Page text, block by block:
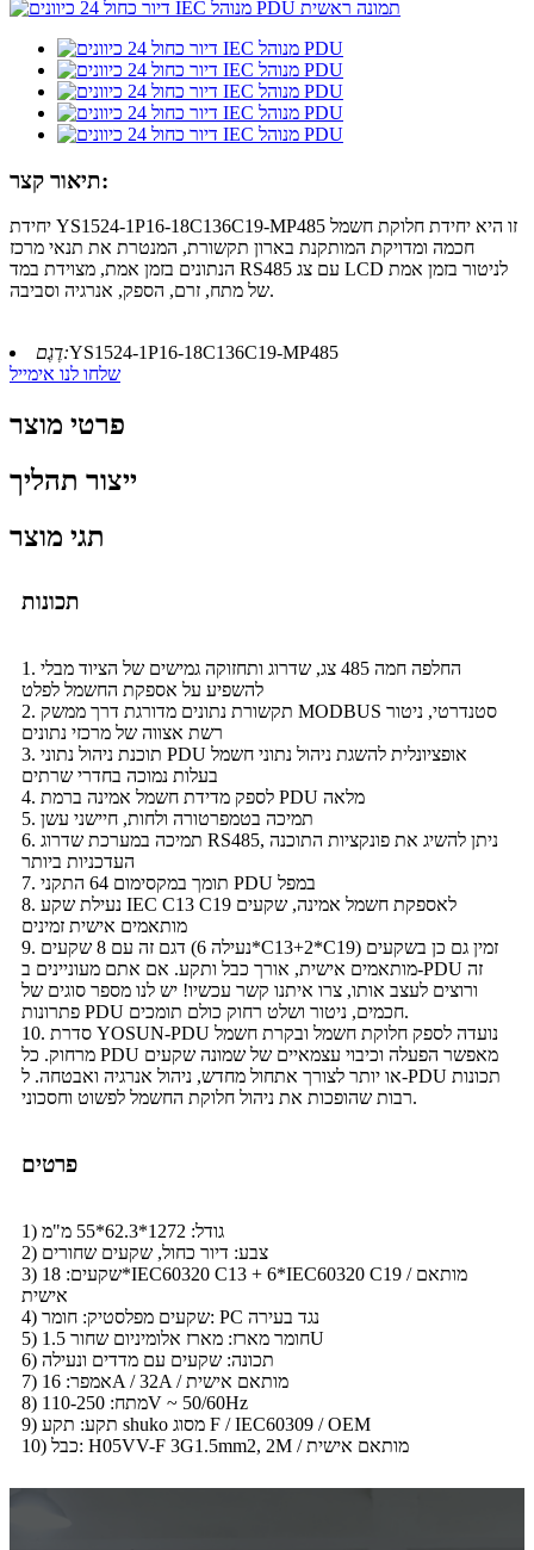
תיאור קצר:
יחידת YS1524-1P16-18C136C19-MP485 זו היא יחידת חלוקת חשמל
חכמה ומדויקת המותקנת בארון תקשורת, המנטרת את תנאי מרכז
הנתונים בזמן אמת, מצוידת במד RS485 עם צג LCD לניטור בזמן אמת
של מתח, זרם, הספק, אנרגיה וסביבה.
דֶגֶם:YS1524-1P16-18C136C19-MP485
שלחו לנו אימייל
פרטי מוצר
ייצור תהליך
תגי מוצר
תכונות
1. החלפה חמה 485 צג, שדרוג ותחזוקה גמישים של הציוד מבלי
להשפיע על אספקת החשמל לפלט
2. תקשורת נתונים מדורגת דרך ממשק MODBUS סטנדרטי, ניטור
רשת אצווה של מרכזי נתונים
3. תוכנת ניהול נתוני PDU אופציונלית להשגת ניהול נתוני חשמל
בעלות נמוכה בחדרי שרתים
4. לספק מדידת חשמל אמינה ברמת PDU מלאה
5. תמיכה בטמפרטורה ולחות, חיישני עשן
6. תמיכה במערכת שדרוג RS485, ניתן להשיג את פונקציות התוכנה
העדכניות ביותר
7. תומך במקסימום 64 התקני PDU במפל
8. נעילת שקע IEC C13 C19 לאספקת חשמל אמינה, שקעים
מותאמים אישית זמינים
9. דגם זה עם 8 שקעים (נעילה 6*C13+2*C19) זמין גם כן בשקעים
מותאמים אישית, אורך כבל ותקע. אם אתם מעוניינים ב-PDU זה
ורוצים לעצב אותו, צרו איתנו קשר עכשיו! יש לנו מספר סוגים של
פתרונות PDU חכמים, ניטור ושלט רחוק כולם תומכים.
10. סדרת YOSUN-PDU נועדה לספק חלוקת חשמל ובקרת חשמל
מרחוק. כל PDU מאפשר הפעלה וכיבוי עצמאיים של שמונה שקעים
או יותר לצורך אתחול מחדש, ניהול אנרגיה ואבטחה. ל-PDU תכונות
רבות שהופכות את ניהול חלוקת החשמל לפשוט וחסכוני.
פרטים
1) גודל: 1272*62.3*55 מ"מ
2) צבע: דיור כחול, שקעים שחורים
3) שקעים: 18*IEC60320 C13 + 6*IEC60320 C19 / מותאם
אישית
4) שקעים מפלסטיק: חומר: PC נגד בעירה
5) חומר מארז: מארז אלומיניום שחור 1.5U
6) תכונה: שקעים עם מדדים ונעילה
7) אמפר: 16A / 32A / מותאם אישית
8) מתח: 110-250V ~ 50/60Hz
9) תקע: תקע shuko מסוג F / IEC60309 / OEM
10) כבל: H05VV-F 3G1.5mm2, 2M / מותאם אישית